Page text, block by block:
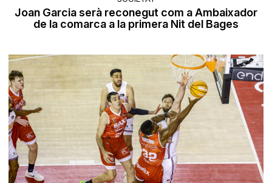
Joan Garcia serà reconegut com a Ambaixador
de la comarca a la primera Nit del Bages